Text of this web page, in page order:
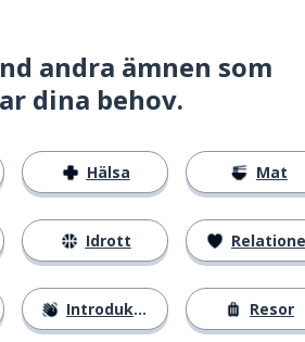
andra ämnen som
dina behov.
Hälsa
Idrott
Introduktion
Mat
Resor